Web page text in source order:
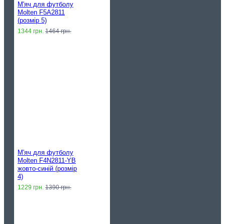
М'яч для футболу
Molten F5A2811
(розмір 5)
1344 грн. 1464 грн.
М'яч для футболу
Molten F4N2811-YB
жовто-синій (розмір
4)
1229 грн. 1390 грн.